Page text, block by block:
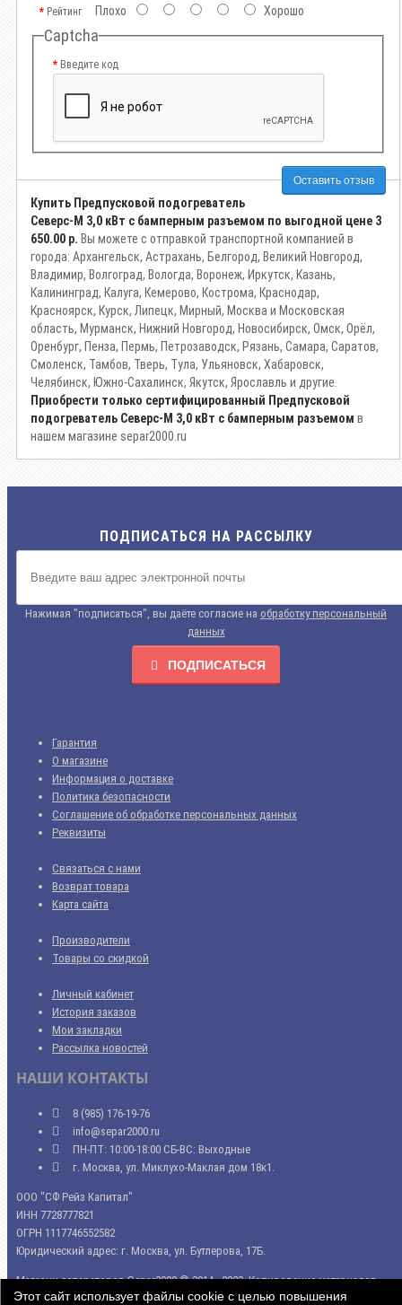
РейтингПлохо Хорошо
Captcha
Введите код
Оставить отзыв
Купить Предпусковой подогреватель
Северс-М 3,0 кВт с бамперным разъемом по выгодной цене 3
650.00 р. Вы можете с отправкой транспортной компанией в
города: Архангельск, Астрахань, Белгород, Великий Новгород,
Владимир, Волгоград, Вологда, Воронеж, Иркутск, Казань,
Калининград, Калуга, Кемерово, Кострома, Краснодар,
Красноярск, Курск, Липецк, Мирный, Москва и Московская
область, Мурманск, Нижний Новгород, Новосибирск, Омск, Орёл,
Оренбург, Пенза, Пермь, Петрозаводск, Рязань, Самара, Саратов,
Смоленск, Тамбов, Тверь, Тула, Ульяновск, Хабаровск,
Челябинск, Южно-Сахалинск, Якутск, Ярославль и другие.
Приобрести только сертифицированный Предпусковой
подогреватель Северс-М 3,0 кВт с бамперным разъемом в
нашем магазине separ2000.ru
ПОДПИСАТЬСЯ НА РАССЫЛКУ
Нажимая "подписаться", вы даёте согласие на обработку персональный
данных
ПОДПИСАТЬСЯ
Гарантия
О магазине
Информация о доставке
Политика безопасности
Соглашение об обработке персональных данных
Реквизиты
Связаться с нами
Возврат товара
Карта сайта
Производители
Товары со скидкой
Личный кабинет
История заказов
Мои закладки
Рассылка новостей
НАШИ КОНТАКТЫ
8 (985) 176-19-76
info@separ2000.ru
ПН-ПТ: 10:00-18:00 СБ-ВС: Выходные
г. Москва, ул. Миклухо-Маклая дом 18к1.
ООО "СФ Рейз Капитал"
ИНН 7728777821
ОГРН 1117746552582
Юридический адрес: г. Москва, ул. Бутлерова, 17Б.
Магазин сепараторов Separ2000 © 2014 - 2023. Копирование материалов
сайта запрещено
Этот сайт использует файлы cookie с целью повышения